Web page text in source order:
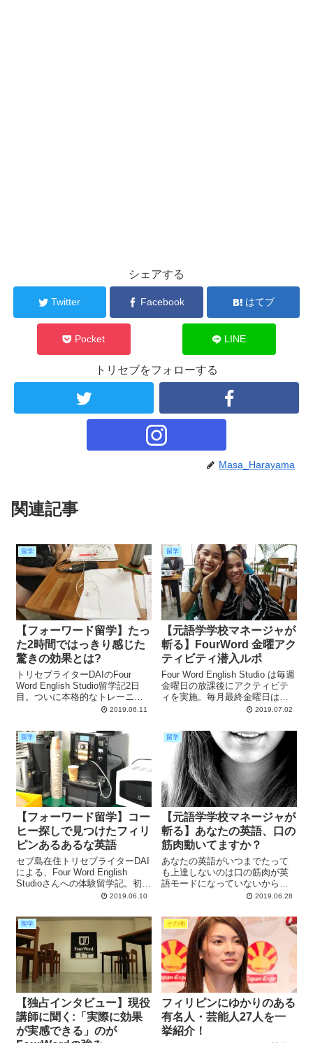
シェアする
Twitter Facebook はてブ
Pocket LINE
トリセブをフォローする
Masa_Harayama
関連記事
留学
【フォーワード留学】たっ
た2時間ではっきり感じた
驚きの効果とは?
トリセブライターDAIのFour
Word English Studio留学記2日
目。ついに本格的なトレーニン
グがスタート、他の英語学校と
ケジュールと指導法を公開。た
った2時間で目からウロコ体験で
した!
2019.06.11
留学
【元語学学校マネージャが
斬る】FourWord 金曜アク
ティビティ潜入ルポ
Four Word English Studio は毎週
金曜日の放課後にアクティビテ
ィを実施。毎月最終金曜日はゲ
ームなどの楽しい校内イベント
ターが実際にアクティビティに
参加した様子を紹介します。
2019.07.02
留学
【フォーワード留学】コー
ヒー探しで見つけたフィリ
ピンあるあるな英語
セブ島在住トリセブライターDAI
による、Four Word English
Studioさんへの体験留学記。初日
オリエンテーションの内容や、
所、食後のコーヒーの入手方法
とそこから学べるフィリピンあ
るあるな英語フレーズまでご紹
介。
2019.06.10
留学
【元語学学校マネージャが
斬る】あなたの英語、口の
筋肉動いてますか？
あなたの英語がいつまでたって
も上達しないのは口の筋肉が英
語モードになっていないから。
Four Word English Studio のトレ
発音が身につくまで徹底的に練
習できます。２時間の授業で効
果が如実に現れる様子を解説し
ます。
2019.06.28
留学
【独占インタビュー】現役
講師に聞く:「実際に効果
が実感できる」のが
その他
フィリピンにゆかりのある
有名人・芸能人27人を一
挙紹介！